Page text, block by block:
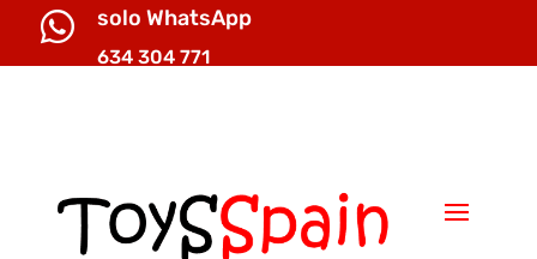
 solo WhatsApp
634 304 771